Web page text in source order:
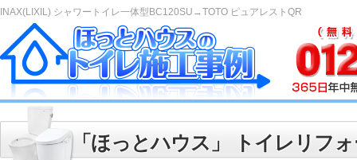
INAX(LIXIL) シャワートイレ一体型BC120SU→TOTO ピュアレストQR
「ほっとハウス」 トイレリフ